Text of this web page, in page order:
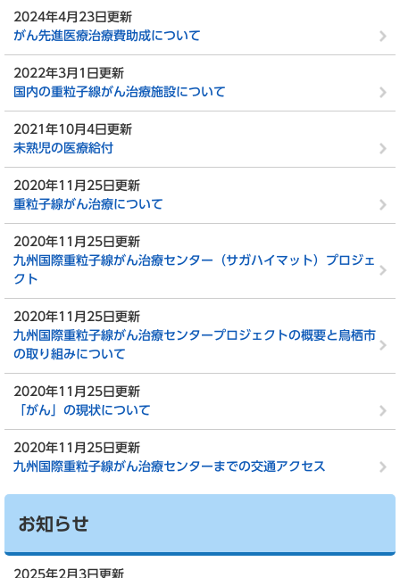
2024年4月23日更新
がん先進医療治療費助成について
2022年3月1日更新
国内の重粒子線がん治療施設について
2021年10月4日更新
未熟児の医療給付
2020年11月25日更新
重粒子線がん治療について
2020年11月25日更新
九州国際重粒子線がん治療センター（サガハイマット）プロジェ
クト
2020年11月25日更新
九州国際重粒子線がん治療センタープロジェクトの概要と鳥栖市
の取り組みについて
2020年11月25日更新
「がん」の現状について
2020年11月25日更新
九州国際重粒子線がん治療センターまでの交通アクセス
お知らせ
2025年2月3日更新